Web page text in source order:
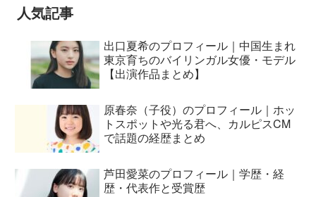
人気記事
出口夏希のプロフィール｜中国生まれ
東京育ちのバイリンガル女優・モデル
【出演作品まとめ】
原春奈（子役）のプロフィール｜ホッ
トスポットや光る君へ、カルピスCM
で話題の経歴まとめ
芦田愛菜のプロフィール｜学歴・経
歴・代表作と受賞歴